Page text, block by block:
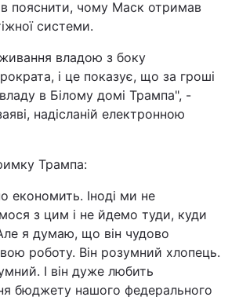
пояснити, чому Маск отримав
системи.
владою з боку
і це показує, що за гроші
в Білому домі Трампа", -
надісланій електронною
Трампа:
економить. Іноді ми не
з цим і не йдемо туди, куди
я думаю, що він чудово
роботу. Він розумний хлопець.
І він дуже любить
бюджету нашого федерального